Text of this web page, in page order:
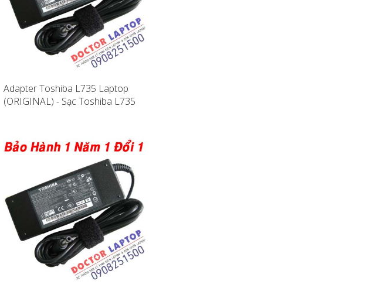
Adapter Toshiba L735 Laptop
(ORIGINAL) - Sạc Toshiba L735